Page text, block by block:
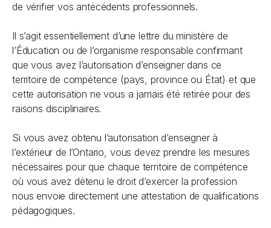
de vérifier vos antécédents professionnels.
Il s’agit essentiellement d’une lettre du ministère de
l’Éducation ou de l’organisme responsable confirmant
que vous avez l’autorisation d’enseigner dans ce
territoire de compétence (pays, province ou État) et que
cette autorisation ne vous a jamais été retirée pour des
raisons disciplinaires.
Si vous avez obtenu l’autorisation d’enseigner à
l’extérieur de l’Ontario, vous devez prendre les mesures
nécessaires pour que chaque territoire de compétence
où vous avez détenu le droit d’exercer la profession
nous envoie directement une attestation de qualifications
pédagogiques.